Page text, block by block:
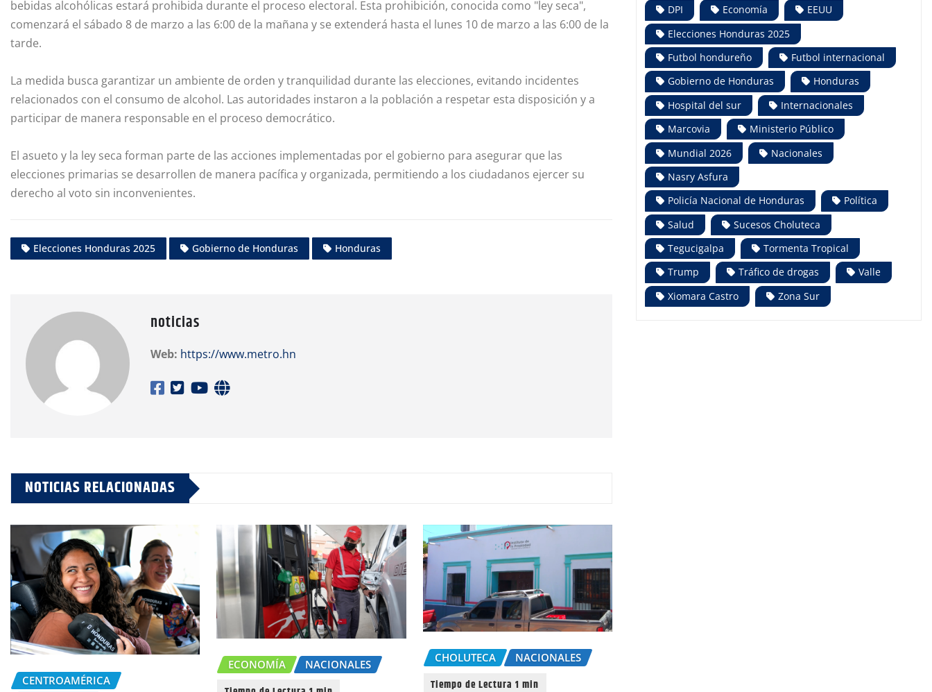
bebidas alcohólicas estará prohibida durante el proceso electoral. Esta prohibición, conocida como "ley seca",
comenzará el sábado 8 de marzo a las 6:00 de la mañana y se extenderá hasta el lunes 10 de marzo a las 6:00 de la
tarde.
La medida busca garantizar un ambiente de orden y tranquilidad durante las elecciones, evitando incidentes
relacionados con el consumo de alcohol. Las autoridades instaron a la población a respetar esta disposición y a
participar de manera responsable en el proceso democrático.
El asueto y la ley seca forman parte de las acciones implementadas por el gobierno para asegurar que las
elecciones primarias se desarrollen de manera pacífica y organizada, permitiendo a los ciudadanos ejercer su
derecho al voto sin inconvenientes.
Elecciones Honduras 2025 Gobierno de Honduras Honduras
noticias
Web: https://www.metro.hn
NOTICIAS RELACIONADAS
CENTROAMÉRICA
ECONOMÍA NACIONALES CHOLUTECA NACIONALES
DPI
Economía
EEUU
Elecciones Honduras 2025
Futbol hondureño
Futbol internacional
Gobierno de Honduras
Honduras
Hospital del sur
Internacionales
Marcovia
Ministerio Público
Mundial 2026
Nacionales
Nasry Asfura
Policía Nacional de Honduras
Política
Salud
Sucesos Choluteca
Tegucigalpa
Tormenta Tropical
Trump
Tráfico de drogas
Valle
Xiomara Castro
Zona Sur